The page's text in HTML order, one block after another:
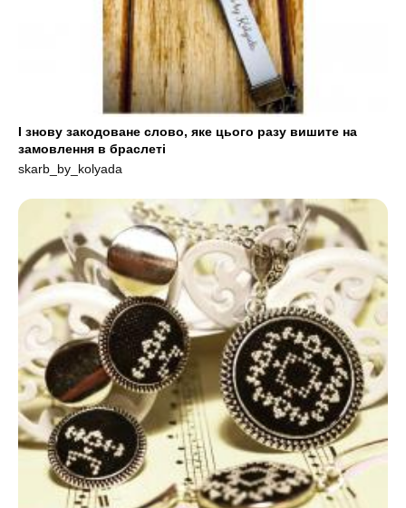
І знову закодоване слово, яке цього разу вишите на
замовлення в браслеті
skarb_by_kolyada